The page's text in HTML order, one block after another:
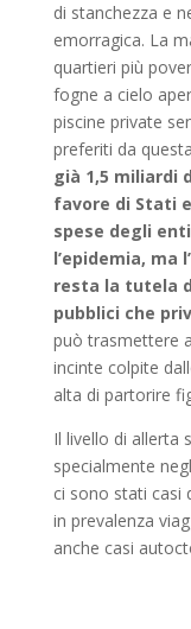
di stanchezza e
emorragica. La
quartieri più
fogne a cielo
piscine private
preferiti da
già 1,5 miliardi
favore di Stati
spese degli
l’epidemia, ma
resta la tutela
pubblici che
può trasmettere
incinte colpite
alta di partorire
Il livello di allerta
specialmente
ci sono stati casi
in prevalenza
anche casi